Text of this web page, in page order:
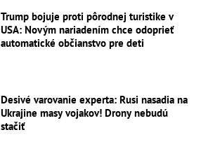
Trump bojuje proti pôrodnej turistike v
USA: Novým nariadením chce odoprieť
automatické občianstvo pre deti
Desivé varovanie experta: Rusi nasadia na
Ukrajine masy vojakov! Drony nebudú
stačiť